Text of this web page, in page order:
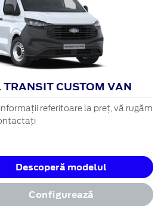
TRANSIT CUSTOM VAN
referitoare la preț, vă rugăm
Descoperă modelul
Configurează